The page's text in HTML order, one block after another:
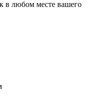
в любом месте вашего